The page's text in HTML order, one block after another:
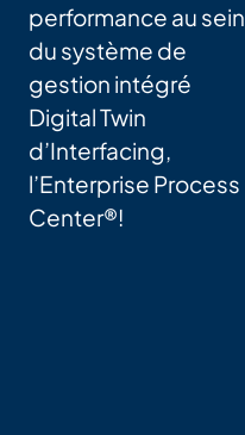
performance au sein
du système de
gestion intégré
Digital Twin
d’Interfacing,
l’Enterprise Process
Center®!